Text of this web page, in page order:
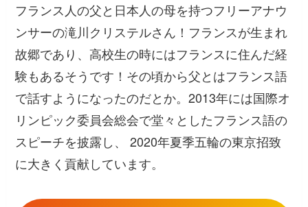
フランス人の父と日本人の母を持つフリーアナウ
ンサーの滝川クリステルさん！フランスが生まれ
故郷であり、高校生の時にはフランスに住んだ経
験もあるそうです！その頃から父とはフランス語
で話すようになったのだとか。2013年には国際オ
リンピック委員会総会で堂々としたフランス語の
スピーチを披露し、 2020年夏季五輪の東京招致
に大きく貢献しています。